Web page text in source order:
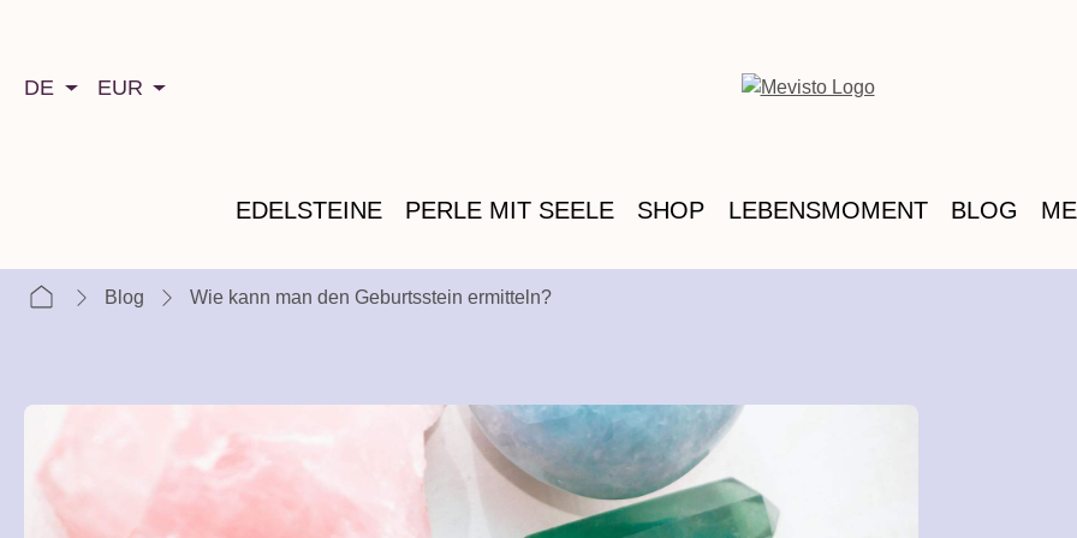
DE EUR
EDELSTEINE PERLE MIT SEELE SHOP LEBENSMOMENT BLOG
Blog Wie kann man den Geburtsstein ermitteln?